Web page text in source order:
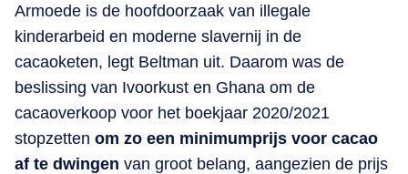
Armoede is de hoofdoorzaak van illegale
kinderarbeid en moderne slavernij in de
cacaoketen, legt Beltman uit. Daarom was de
beslissing van Ivoorkust en Ghana om de
cacaoverkoop voor het boekjaar 2020/2021
stopzetten om zo een minimumprijs voor cacao
af te dwingen van groot belang, aangezien de prijs